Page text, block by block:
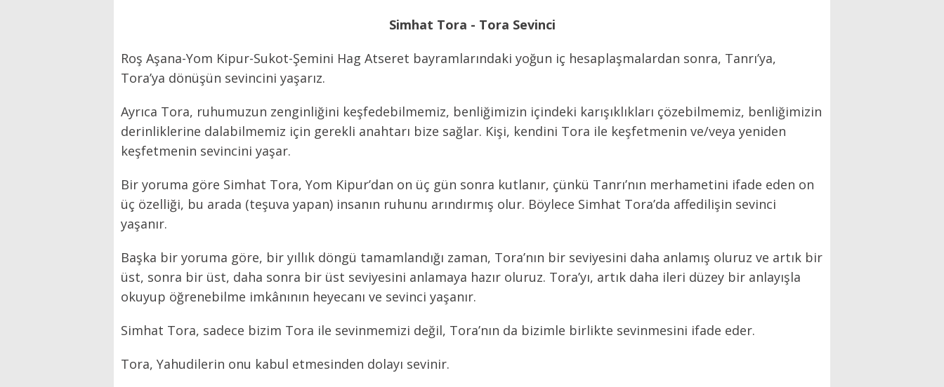
Simhat Tora - Tora Sevinci
Roş Aşana-Yom Kipur-Sukot-Şemini Hag Atseret bayramlarındaki yoğun iç hesaplaşmalardan sonra, Tanrı’ya,
Tora’ya dönüşün sevincini yaşarız.
Ayrıca Tora, ruhumuzun zenginliğini keşfedebilmemiz, benliğimizin içindeki karışıklıkları çözebilmemiz, benliğimizin
derinliklerine dalabilmemiz için gerekli anahtarı bize sağlar. Kişi, kendini Tora ile keşfetmenin ve/veya yeniden
keşfetmenin sevincini yaşar.
Bir yoruma göre Simhat Tora, Yom Kipur’dan on üç gün sonra kutlanır, çünkü Tanrı’nın merhametini ifade eden on
üç özelliği, bu arada (teşuva yapan) insanın ruhunu arındırmış olur. Böylece Simhat Tora’da affedilişin sevinci
yaşanır.
Başka bir yoruma göre, bir yıllık döngü tamamlandığı zaman, Tora’nın bir seviyesini daha anlamış oluruz ve artık bir
üst, sonra bir üst, daha sonra bir üst seviyesini anlamaya hazır oluruz. Tora’yı, artık daha ileri düzey bir anlayışla
okuyup öğrenebilme imkânının heyecanı ve sevinci yaşanır.
Simhat Tora, sadece bizim Tora ile sevinmemizi değil, Tora’nın da bizimle birlikte sevinmesini ifade eder.
Tora, Yahudilerin onu kabul etmesinden dolayı sevinir.